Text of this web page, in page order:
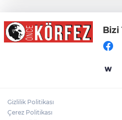
İzmir İtfaiyesi’ne
Teknoloji Yatırımı
Yelkencilerin
Bizi
Gizlilik Politikası
Çerez Politikası